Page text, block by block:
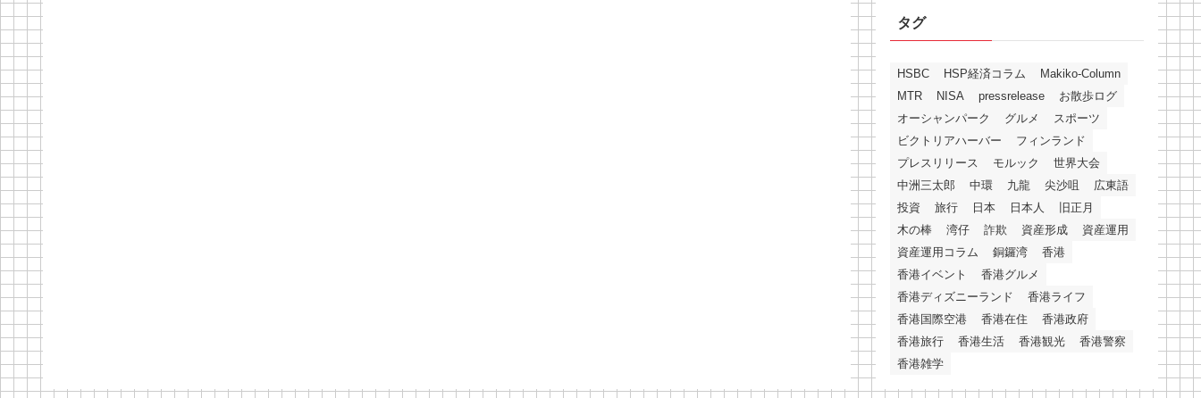
タグ
HSBC HSP経済コラム
Makiko-Column
MTR
NISA pressrelease
お散歩ログ
オーシャンパーク
グルメ
スポーツ
ビクトリアハーバー
フィンランド
プレスリリース
モルック
世界大会
中洲三太郎
中環 九龍 尖沙咀
広東語
投資
旅行 日本 日本人
旧正月
木の棒
湾仔 詐欺 資産形成
資産運用
資産運用コラム
銅鑼湾
香港
香港イベント
香港グルメ
香港ディズニーランド
香港ライフ
香港国際空港
香港在住
香港政府
香港旅行
香港生活 香港観光
香港警察
香港雑学